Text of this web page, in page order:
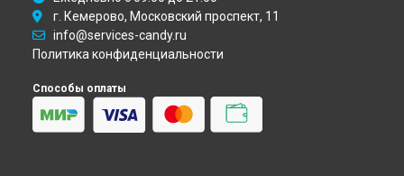
г. Кемерово, Московский проспект, 11
info@services-candy.ru
Политика конфиденциальности
Способы оплаты